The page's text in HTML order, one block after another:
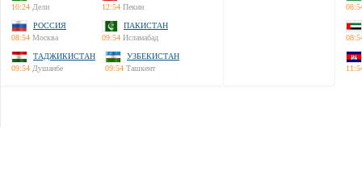
10:24 Дели
12:54 Пекин
РОССИЯ
08:54 Москва
ПАКИСТАН
09:54 Исламабад
ТАДЖИКИСТАН
09:54 Душанбе
УЗБЕКИСТАН
09:54 Ташкент